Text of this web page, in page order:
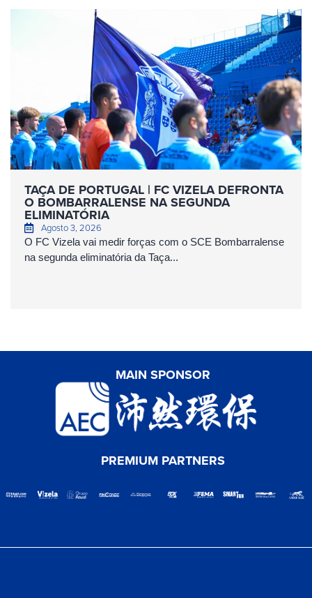
TAÇA DE PORTUGAL | FC VIZELA DEFRONTA
O BOMBARRALENSE NA SEGUNDA
ELIMINATÓRIA
Agosto 3, 2026
O FC Vizela vai medir forças com o SCE Bombarralense
na segunda eliminatória da Taça...
MAIN SPONSOR
PREMIUM PARTNERS